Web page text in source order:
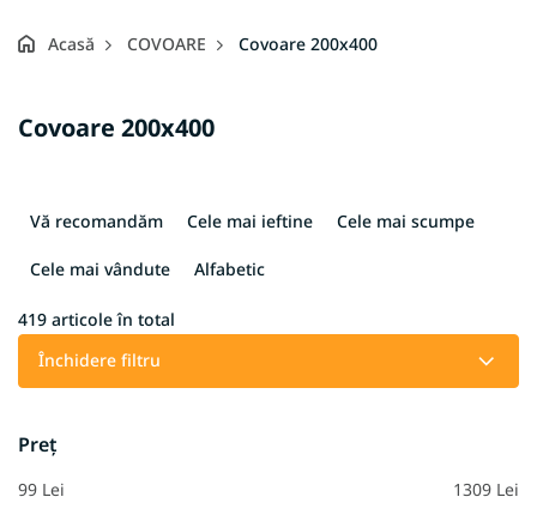
Acasă COVOARE Covoare 200x400
Covoare 200x400
e
e
t
a
p
r
Vă recomandăm Cele mai ieftine Cele mai scumpe
Cele mai vândute Alfabetic
419 articole în total
Închidere filtru
Preţ
99 Lei 1309 Lei